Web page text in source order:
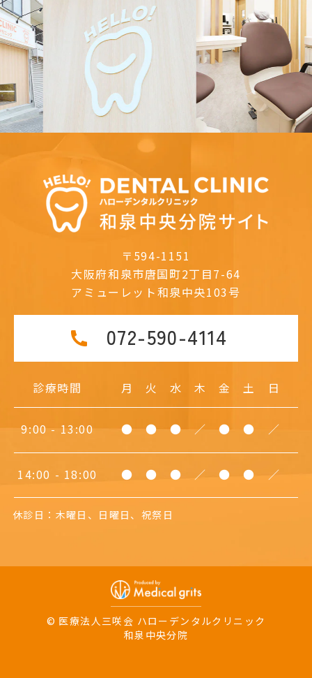
Previous Next
〒594-1151
大阪府和泉市唐国町2丁目7-64
アミューレット和泉中央103号
072-590-4114
診療時間 月 火 水 木 金 土 日
9:00 - 13:00 ● ● ● ／ ● ● ／
14:00 - 18:00 ● ● ● ／ ● ● ／
休診日：木曜日、日曜日、祝祭日
© 医療法人三咲会 ハローデンタルクリニック
和泉中央分院